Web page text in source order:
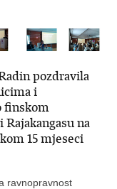
pozdravila
i
finskom
na
15 mjeseci
ravnopravnost